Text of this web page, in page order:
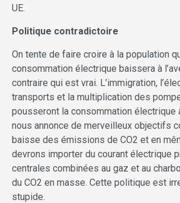
UE.
Politique contradictoire
On tente de faire croire à la population
consommation électrique baissera à
contraire qui est vrai. L’immigration,
transports et la multiplication des
pousseront la consommation électrique
nous annonce de merveilleux objectifs
baisse des émissions de CO2 et en
devrons importer du courant électrique
centrales combinées au gaz et au
du CO2 en masse. Cette politique est
stupide.